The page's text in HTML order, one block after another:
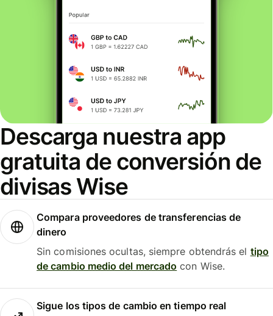
Descarga nuestra app
gratuita de conversión de
divisas Wise
Compara proveedores de transferencias de
dinero
Sin comisiones ocultas, siempre obtendrás el tipo
de cambio medio del mercado con Wise.
Sigue los tipos de cambio en tiempo real